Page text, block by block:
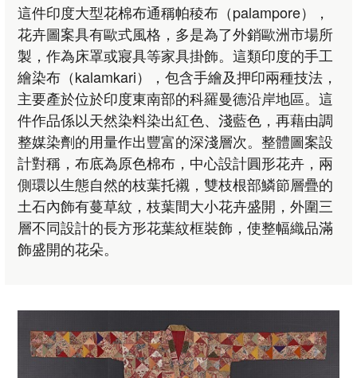
這件印度大型花棉布通稱帕稜布（palampore），
花卉圖案具有歐式風格，多是為了外銷歐洲市場所
製，作為床罩或寢具等家具掛飾。這類印度的手工
繪染布（kalamkari），包含手繪及押印兩種技法，
主要產於位於印度東南部的科羅曼德沿岸地區。這
件作品係以天然染料染出紅色、淺藍色，再藉由調
整媒染劑的用量作出豐富的深淺層次。整體圖案設
計對稱，布底為原色棉布，中心設計圓形花卉，兩
側環以生態自然的枝葉托襯，雙枝根部鱗節層疊的
土石內飾有蔓草紋，枝葉間大小花卉盛開，外圍三
層不同設計的長方形花葉紋框裝飾，使整幅織品滿
飾盛開的花朵。